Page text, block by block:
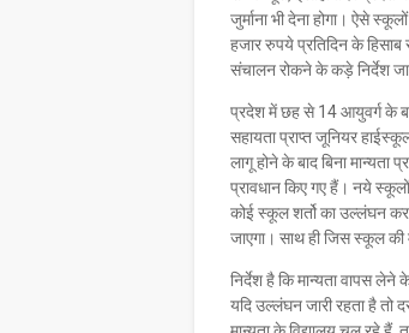
जुर्माना भी देना होगा। ऐसे
हजार रुपये प्रतिदिन के हिसाब
संचालन रोकने के कड़े निर्देश
प्रदेश में छह से 14 आयुवर्ग के
सहायता प्राप्त जूनियर
लागू होने के बाद बिना
प्रावधान किए गए हैं। नये स्कूलों
कोई स्कूल शर्तो का उल्लंघन
जाएगा। साथ ही जिस स्कूल की
निर्देश है कि मान्यता वापस
यदि उल्लंघन जारी रहता है तो